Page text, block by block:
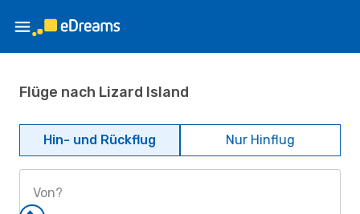
Flüge nach Lizard Island
Hin- und Rückflug Nur Hinflug
Von?